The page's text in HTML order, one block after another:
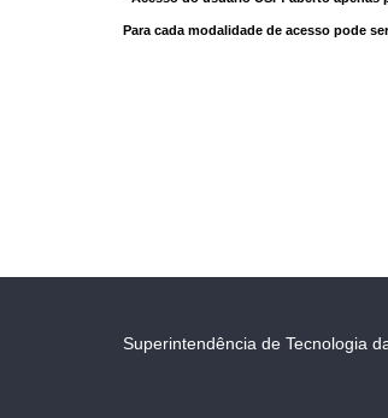
Para cada modalidade de acesso pode
Superintendência de Tecnologia